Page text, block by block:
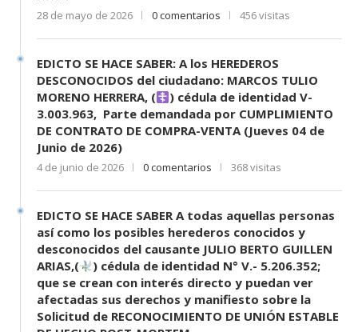
28 de mayo de 2026 0 comentarios 456 visitas
EDICTO SE HACE SABER: A los HEREDEROS
DESCONOCIDOS del ciudadano: MARCOS TULIO
MORENO HERRERA, (
) cédula de identidad V-
3.003.963, Parte demandada por CUMPLIMIENTO
DE CONTRATO DE COMPRA-VENTA (Jueves 04 de
Junio de 2026)
4 de junio de 2026 0 comentarios 368 visitas
EDICTO SE HACE SABER A todas aquellas personas
así como los posibles herederos conocidos y
desconocidos del causante JULIO BERTO GUILLEN
ARIAS,(
) cédula de identidad N° V.- 5.206.352;
que se crean con interés directo y puedan ver
afectadas sus derechos y manifiesto sobre la
Solicitud de RECONOCIMIENTO DE UNIÓN ESTABLE